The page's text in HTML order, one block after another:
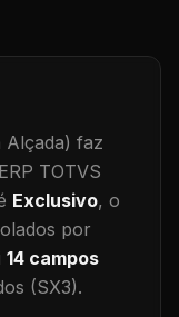
faz
TOTVS
Exclusivo, o
por
14 campos
(SX3).